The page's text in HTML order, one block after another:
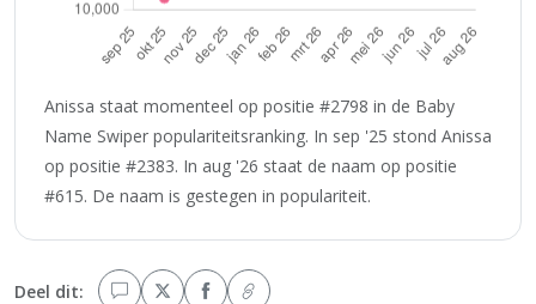
Anissa staat momenteel op positie #2798 in de Baby
Name Swiper populariteitsranking. In sep '25 stond Anissa
op positie #2383. In aug '26 staat de naam op positie
#615. De naam is gestegen in populariteit.
Deel dit: